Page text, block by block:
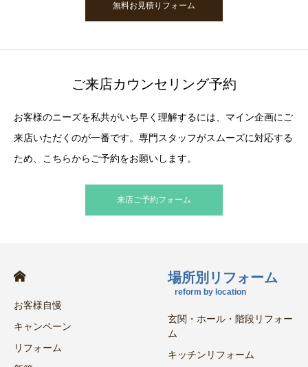
無料お見積りフォーム
ご来店カウンセリング予約
お客様のニーズを私共がいち早く理解するには、マイン企画にご
来店いただくのが一番です。専門スタッフがスムーズに対応する
ため、こちらからご予約をお願いします。
来店ご予約フォーム
お客様自慢
キャンペーン
リフォーム
場所別リフォーム
reform by location
玄関・ホール・階段リフォー
ム
キッチンリフォーム